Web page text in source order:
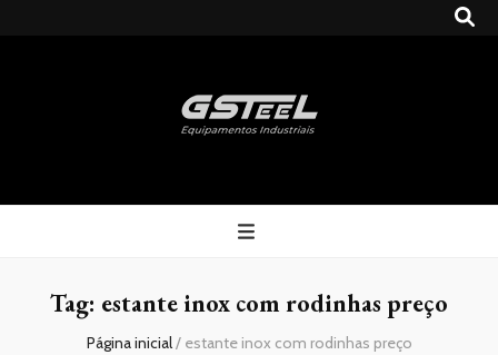
Gsteel
Tag: estante inox com rodinhas preço
Página inicial/ estante inox com rodinhas preço